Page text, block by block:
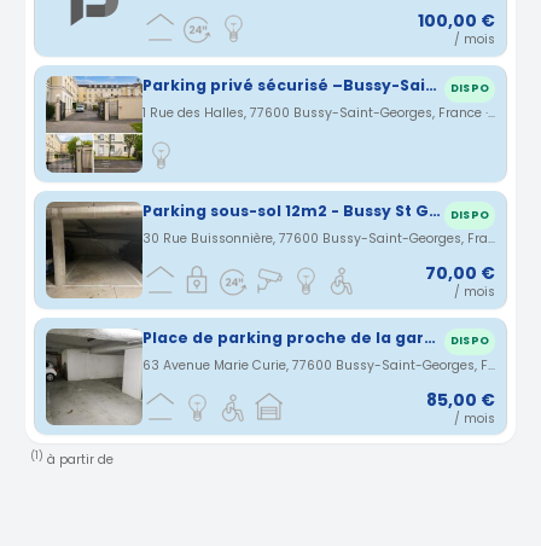
100,00 €
/ mois
Parking privé sécurisé –Bussy-Saint-Georges - RER A - Disneyland Paris DISPO
1 Rue des Halles, 77600 Bussy-Saint-Georges, France · 0.6 km
Parking sous-sol 12m2 - Bussy St Georges (77) DISPO
30 Rue Buissonnière, 77600 Bussy-Saint-Georges, France · 0.7 km
70,00 €
/ mois
Place de parking proche de la gare de Bussy Saint Georges DISPO
63 Avenue Marie Curie, 77600 Bussy-Saint-Georges, France · 0.8 km
85,00 €
/ mois
(1) à partir de